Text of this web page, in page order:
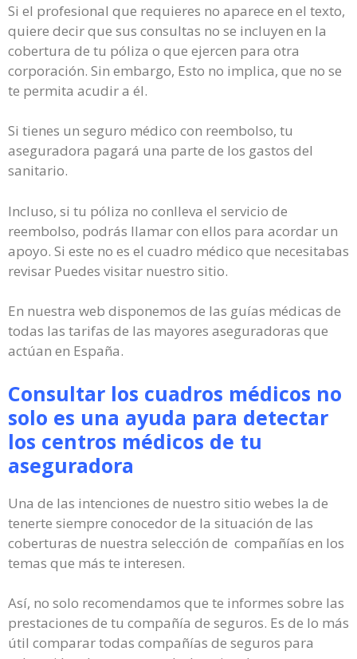
Si el profesional que requieres no aparece en el texto,
quiere decir que sus consultas no se incluyen en la
cobertura de tu póliza o que ejercen para otra
corporación. Sin embargo, Esto no implica, que no se
te permita acudir a él.
Si tienes un seguro médico con reembolso, tu
aseguradora pagará una parte de los gastos del
sanitario.
Incluso, si tu póliza no conlleva el servicio de
reembolso, podrás llamar con ellos para acordar un
apoyo. Si este no es el cuadro médico que necesitabas
revisar Puedes visitar nuestro sitio.
En nuestra web disponemos de las guías médicas de
todas las tarifas de las mayores aseguradoras que
actúan en España.
Consultar los cuadros médicos no
solo es una ayuda para detectar
los centros médicos de tu
aseguradora
Una de las intenciones de nuestro sitio webes la de
tenerte siempre conocedor de la situación de las
coberturas de nuestra selección de compañías en los
temas que más te interesen.
Así, no solo recomendamos que te informes sobre las
prestaciones de tu compañía de seguros. Es de lo más
útil comparar todas compañías de seguros para